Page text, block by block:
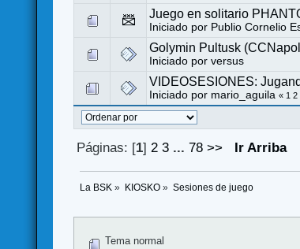
Juego en solitario
Iniciado por Publio Cornelio
Golymin Pultusk
Iniciado porversus
VIDEOSESIONES:
Iniciado por mario_aguila « 1 2
Páginas: [1] 2 3 ... 78 >> Ir Arriba
La BSK » KIOSKO» Sesiones de juego
Tema normal